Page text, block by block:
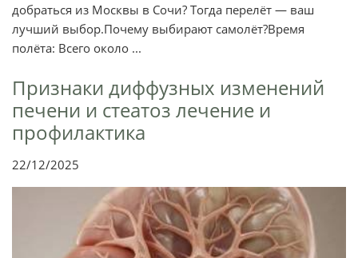
добраться из Москвы в Сочи? Тогда перелёт — ваш
лучший выбор.Почему выбирают самолёт?Время
полёта: Всего около ...
Признаки диффузных изменений
печени и стеатоз лечение и
профилактика
22/12/2025